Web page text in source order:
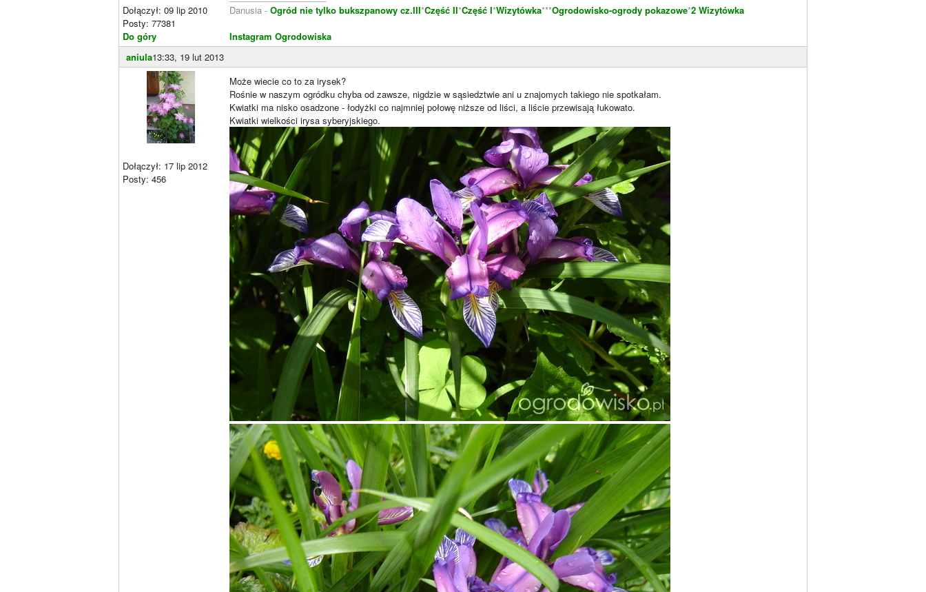
Dołączył: 09 lip 2010
Posty: 77381
Do góry
Danusia - Ogród nie tylko bukszpanowy cz.III*Część II*Część I*Wizytówka***Ogrodowisko-ogrody pokazowe*2 Wizytówka
Instagram Ogrodowiska
aniula13:33, 19 lut 2013
Dołączył: 17 lip 2012
Posty: 456
Może wiecie co to za irysek?
Rośnie w naszym ogródku chyba od zawsze, nigdzie w sąsiedztwie ani u znajomych takiego nie spotkałam.
Kwiatki ma nisko osadzone - łodyżki co najmniej połowę niższe od liści, a liście przewisają łukowato.
Kwiatki wielkości irysa syberyjskiego.